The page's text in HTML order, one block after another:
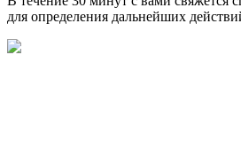
для определения дальнейших